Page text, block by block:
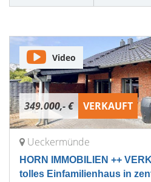
349.000,- € VERKAUFT
Video
Ueckermünde
HORN IMMOBILIEN ++
tolles Einfamilienhaus in